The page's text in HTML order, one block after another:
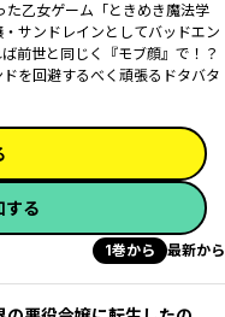
乙女ゲーム「ときめき魔法学
サンドレインとしてバッドエン
ば前世と同じく『モブ顔』で！？
を回避するべく頑張るドタバタ
する
1巻から 最新から